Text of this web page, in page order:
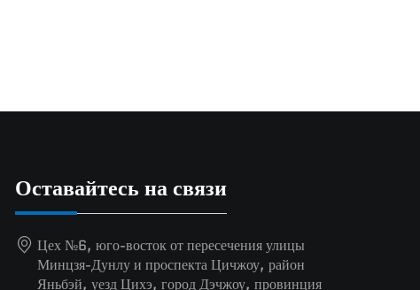
Оставайтесь на связи
Цех №6, юго-восток от пересечения улицы
Минцзя-Дунлу и проспекта Цичжоу, район
Яньбэй, уезд Цихэ, город Дэчжоу, провинция